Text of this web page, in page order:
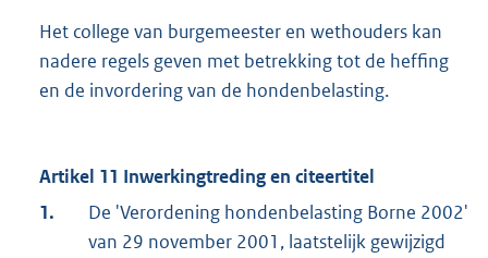
Het college van burgemeester en wethouders kan
nadere regels geven met betrekking tot de heffing
en de invordering van de hondenbelasting.
Artikel 11 Inwerkingtreding en citeertitel
1.
De 'Verordening hondenbelasting Borne 2002'
van 29 november 2001, laatstelijk gewijzigd